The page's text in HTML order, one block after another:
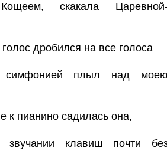
скакала
дробился на все голоса
симфонией плыл над
к пианино садилась она,
звучании клавиш почти